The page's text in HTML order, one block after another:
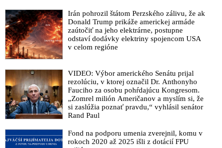
Irán pohrozil štátom Perzského zálivu, že ak
Donald Trump prikáže americkej armáde
zaútočiť na jeho elektrárne, postupne
odstaví dodávky elektriny spojencom USA
v celom regióne
VIDEO: Výbor amerického Senátu prijal
rezolúciu, v ktorej označil Dr. Anthonyho
Fauciho za osobu pohŕdajúcu Kongresom.
„Zomrel milión Američanov a myslím si, že
si zaslúžia poznať pravdu,“ vyhlásil senátor
Rand Paul
Fond na podporu umenia zverejnil, komu v
rokoch 2020 až 2025 išli z dotácií FPU